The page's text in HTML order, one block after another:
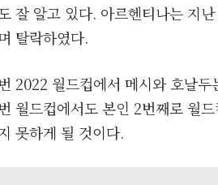
잘 알고 있다. 아르헨티나는 지
탈락하였다.
2022 월드컵에서 메시와 호날
월드컵에서도 본인 2번째로 월
못하게 될 것이다.